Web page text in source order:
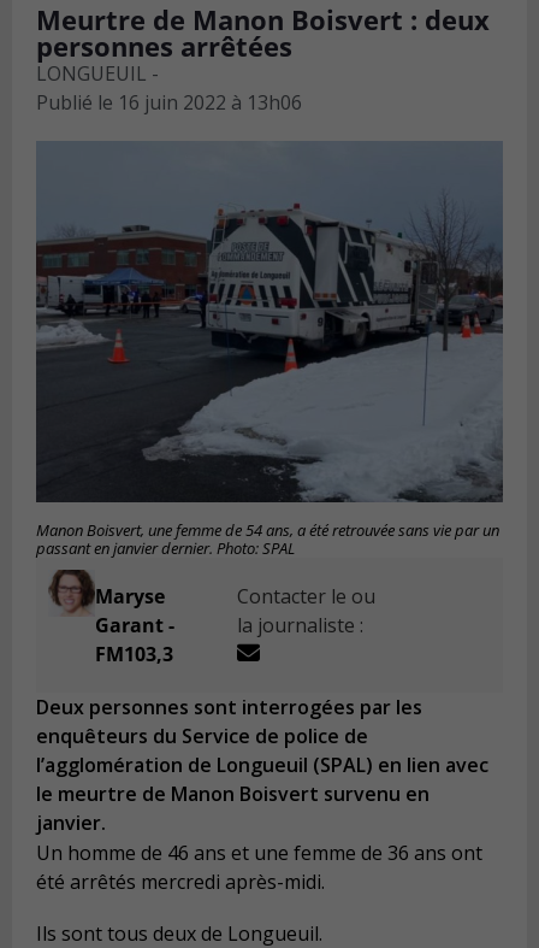
Meurtre de Manon Boisvert : deux
personnes arrêtées
LONGUEUIL -
Publié le 16 juin 2022 à 13h06
Manon Boisvert, une femme de 54 ans, a été retrouvée sans vie par un
passant en janvier dernier. Photo: SPAL
Maryse
Garant -
FM103,3
Contacter le ou
la journaliste :
Deux personnes sont interrogées par les
enquêteurs du Service de police de
l’agglomération de Longueuil (SPAL) en lien avec
le meurtre de Manon Boisvert survenu en
janvier.
Un homme de 46 ans et une femme de 36 ans ont
été arrêtés mercredi après-midi.
Ils sont tous deux de Longueuil.